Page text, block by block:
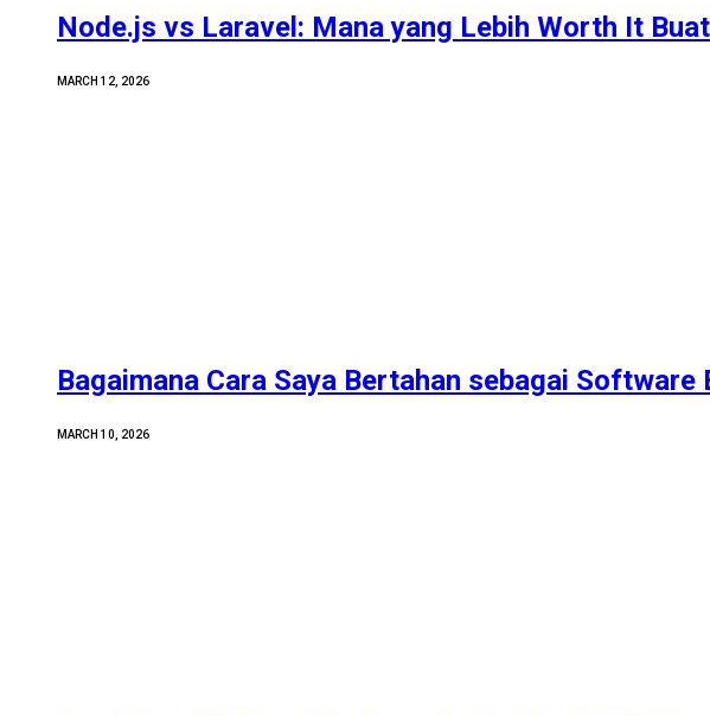
Node.js vs Laravel: Mana yang Lebih Worth It
MARCH 12, 2026
Bagaimana Cara Saya Bertahan sebagai Software
MARCH 10, 2026